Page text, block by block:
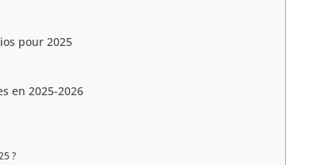
pour 2025
en 2025-2026
?